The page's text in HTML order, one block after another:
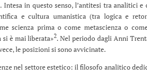
in questo senso, l’antitesi tra analitici
e cultura umanistica (tra logica e
scienza prima o come metascienza o
è mai liberata»2. Nel periodo dagli Anni
le posizioni si sono avvicinate.
nel settore estetico: il filosofo analitico